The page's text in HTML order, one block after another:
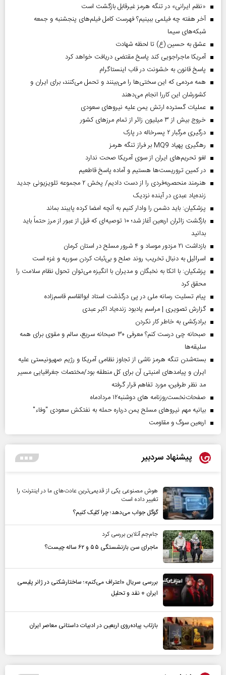
«نظم ایرانی» در تنگه هرمز غیرقابل بازگشت است
آخر هفته چه فیلمی ببینیم؟ فهرست کامل فیلم‌های پنجشنبه و جمعه
شبکه‌های سیما
عشق به حسین (ع) تا لحظه شهادت
آمریکا ماجراجویی کند پاسخ مقتضی دریافت خواهد کرد
پاسخ قانون به خشونت در قاب اینستاگرام
همه مردمی که این سختی‌ها را می‌بینند و تحمل می‌کنند، برای ایران و
کشورشان این کاررا انجام می‌دهند
عملیات گسترده ارتش یمن علیه نیروهای سعودی
خروج بیش از ۳ میلیون زائر از تمام مرز‌های کشور
درگیری مرگبار ۲ پسرخاله در پارک
رهگیری پهپاد MQ9 بر فراز تنگه هرمز
لغو تحریم‌های ایران از سوی آمریکا صحت ندارد
در کمین تروریست‌ها هستیم و آماده پاسخ قاطعیم
هنرمند منحصر‌به‌فردی را از دست دادیم/ پخش ۲ مجموعه تلویزیونی جدید
زنده‌یاد عبدی در آینده نزدیک
پزشکیان: باید دشمن را وادار کنیم به آنچه امضا کرده پایبند بماند
بازگشت زائران اربعین آغاز شد؛ ۱۰ توصیه‌ای که قبل از عبور از مرز حتماً باید
بدانید
بازداشت ۲۱ مزدور موساد و ۴ شرور مسلح در استان کرمان
اسرائیل به دنبال تخریب روند صلح و بی‌ثبات کردن سوریه و غزه است
پزشکیان: با اتکا به نخبگان و مدیران با انگیزه می‌توان تحول نظام سلامت را
محقق کرد
پیام تسلیت رسانه ملی در پی درگذشت استاد ابوالقاسم قاسم‌زاده
گزارش تصویری | مراسم یادبود زنده‌یاد اکبر عبدی
برادرکشی به خاطر کار نکردن
صبحانه چی درست کنم؟ معرفی ۳۰ صبحانه سریع، سالم و مقوی برای همه
سلیقه‌ها
بسته‌شدن تنگه هرمز ناشی از تجاوز نظامی آمریکا و رژیم صهیونیستی علیه
ایران و پیامد‌های امنیتی آن برای کل منطقه بود/مختصات جغرافیایی مسیر
مد نظر طرفین، مورد تفاهم قرار گرفته
صفحات‌نخست‌روزنامه ها‌ی دوشنبه‌۱۲ مردادماه
بیانیه مهم نیروهای مسلح یمن درباره حمله به نفتکش سعودی "وفاء"
اربعین سوگ و مقاومت
پیشنهاد سردبیر
هوش مصنوعی یکی از قدیمی‌ترین عادت‌های ما در اینترنت را
تغییر داده است
گوگل جواب می‌دهد؛ چرا کلیک کنیم؟
جام‌جم آنلاین بررسی کرد
ماجرای سن بازنشستگی ۵۵ و ۶۲ ساله چیست؟
بررسی سریال «اعتراف می‌کنم»؛ ساختارشکنی در ژانر پلیسی
ایران + نقد و تحلیل
بازتاب پیاده‌روی اربعین در ادبیات داستانی معاصر ایران